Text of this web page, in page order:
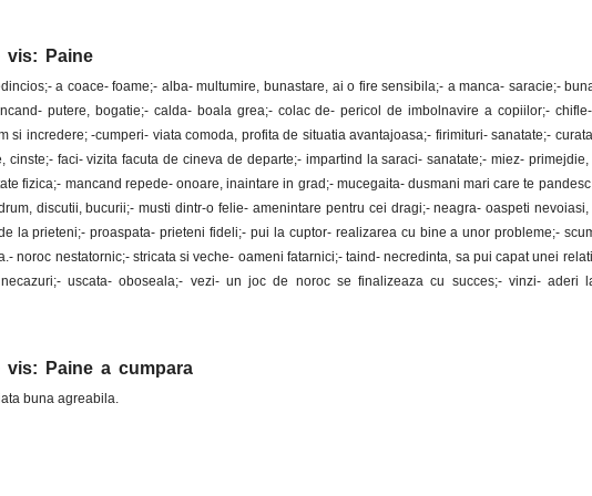
vis: Paine
a coace- foame;- alba- multumire, bunastare, ai o fire sensibila;- a manca- saracie;-
putere, bogatie;- calda- boala grea;- colac de- pericol de imbolnavire a copiilor;-
si incredere; -cumperi- viata comoda, profita de situatia avantajoasa;- firimituri- sanatate;-
cinste;- faci- vizita facuta de cineva de departe;- impartind la saraci- sanatate;- miez- primejdie,
fizica;- mancand repede- onoare, inaintare in grad;- mucegaita- dusmani mari care te
discutii, bucurii;- musti dintr-o felie- amenintare pentru cei dragi;- neagra- oaspeti
la prieteni;- proaspata- prieteni fideli;- pui la cuptor- realizarea cu bine a unor probleme;-
noroc nestatornic;- stricata si veche- oameni fatarnici;- taind- necredinta, sa pui capat unei
uscata- oboseala;- vezi- un joc de noroc se finalizeaza cu succes;- vinzi- aderi
vis: Paine a cumpara
buna agreabila.